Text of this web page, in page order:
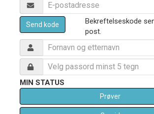
Send kode
Bekreftelseskode
post.
MIN STATUS
Prøver